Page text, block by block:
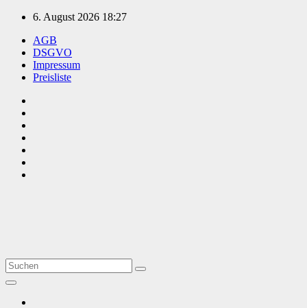
Zum
springen
6. August 2026 18:27
AGB
DSGVO
Impressum
Preisliste